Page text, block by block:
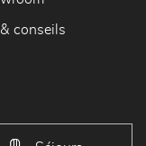
& conseils